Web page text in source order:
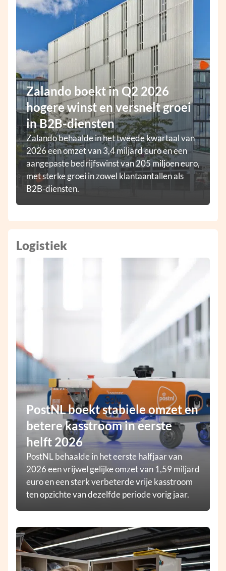
Zalando boekt in Q2 2026
hogere winst en versnelt groei
in B2B-diensten
Zalando behaalde in het tweede kwartaal van
2026 een omzet van 3,4 miljard euro en een
aangepaste bedrijfswinst van 205 miljoen euro,
met sterke groei in zowel klantaantallen als
B2B-diensten.
Logistiek
PostNL boekt stabiele omzet en
betere kasstroom in eerste
helft 2026
PostNL behaalde in het eerste halfjaar van
2026 een vrijwel gelijke omzet van 1,59 miljard
euro en een sterk verbeterde vrije kasstroom
ten opzichte van dezelfde periode vorig jaar.